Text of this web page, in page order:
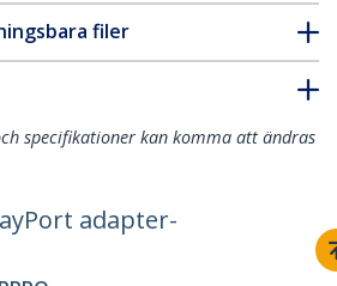
filer
specifikationer kan komma att ändras
adapter-